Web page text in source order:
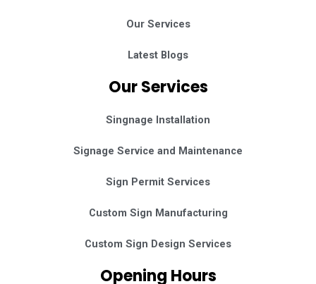
Our Services
Latest Blogs
Our Services
Singnage Installation
Signage Service and Maintenance
Sign Permit Services
Custom Sign Manufacturing
Custom Sign Design Services
Opening Hours